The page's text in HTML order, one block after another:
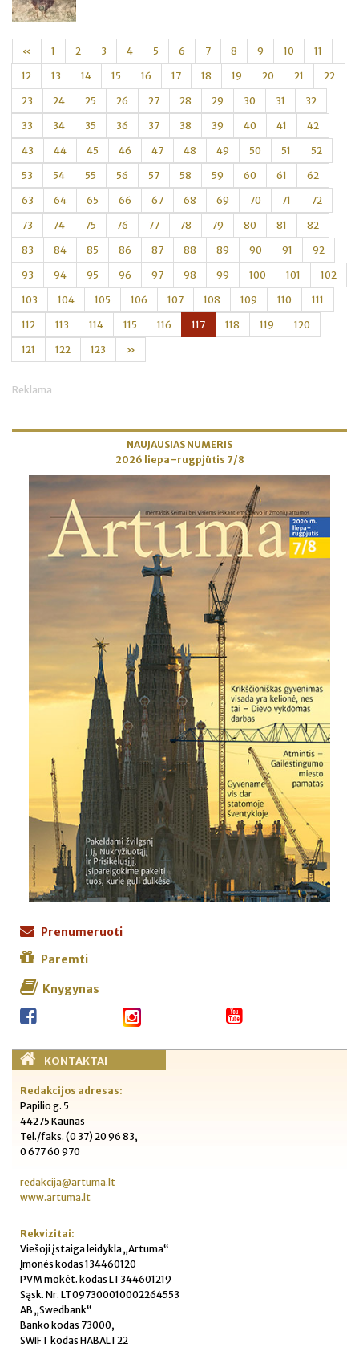
« 1 2 3 4 5 6 7 8 9 10 11
12 13 14 15 16 17 18 19 20 21 22
23 24 25 26 27 28 29 30 31 32
33 34 35 36 37 38 39 40 41 42
43 44 45 46 47 48 49 50 51 52
53 54 55 56 57 58 59 60 61 62
63 64 65 66 67 68 69 70 71 72
73 74 75 76 77 78 79 80 81 82
83 84 85 86 87 88 89 90 91 92
93 94 95 96 97 98 99 100 101 102
103 104 105 106 107 108 109 110 111
112 113 114 115 116 117 118 119 120
121 122 123 »
Reklama
NAUJAUSIAS NUMERIS
2026 liepa–rugpjūtis 7/8
Prenumeruoti
Paremti
Knygynas
KONTAKTAI
Redakcijos adresas:
Papilio g. 5
44275 Kaunas
Tel./faks. (0 37) 20 96 83,
0 677 60 970
redakcija@artuma.lt
www.artuma.lt
Rekvizitai:
Viešoji įstaiga leidykla „Artuma“
Įmonės kodas 134460120
PVM mokėt. kodas LT344601219
Sąsk. Nr. LT097300010002264553
AB „Swedbank“
Banko kodas 73000,
SWIFT kodas HABALT22